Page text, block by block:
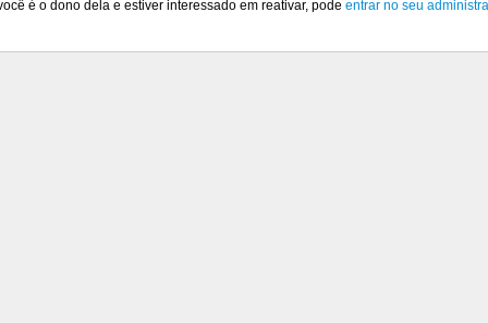
é o dono dela e estiver interessado em reativar, pode entrar no seu